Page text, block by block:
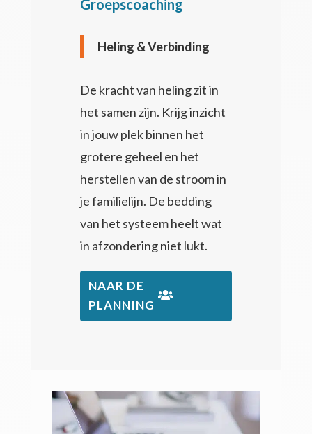
Groepscoaching
Heling & Verbinding
De kracht van heling zit in
het samen zijn. Krijg inzicht
in jouw plek binnen het
grotere geheel en het
herstellen van de stroom in
je familielijn. De bedding
van het systeem heelt wat
in afzondering niet lukt.
NAAR DE
PLANNING